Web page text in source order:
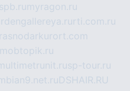
myragon.ru
rti.com.ru
mobtopik.ru
multimetrunit.rusp-tour.ru
DSHAIR.RU